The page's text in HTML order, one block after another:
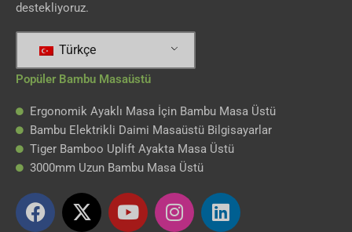
destekliyoruz.
Türkçe
Popüler Bambu Masaüstü
Ergonomik Ayaklı Masa İçin Bambu Masa Üstü
Bambu Elektrikli Daimi Masaüstü Bilgisayarlar
Tiger Bamboo Uplift Ayakta Masa Üstü
3000mm Uzun Bambu Masa Üstü
F
a
X
-
Y
o
i
n
L
i